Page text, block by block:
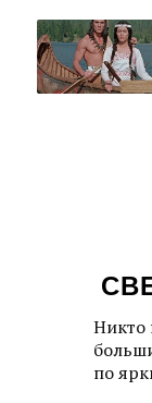
Никто
по